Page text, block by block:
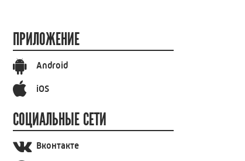
ПРИЛОЖЕНИЕ
Android
iOS
СОЦИАЛЬНЫЕ СЕТИ
Вконтакте